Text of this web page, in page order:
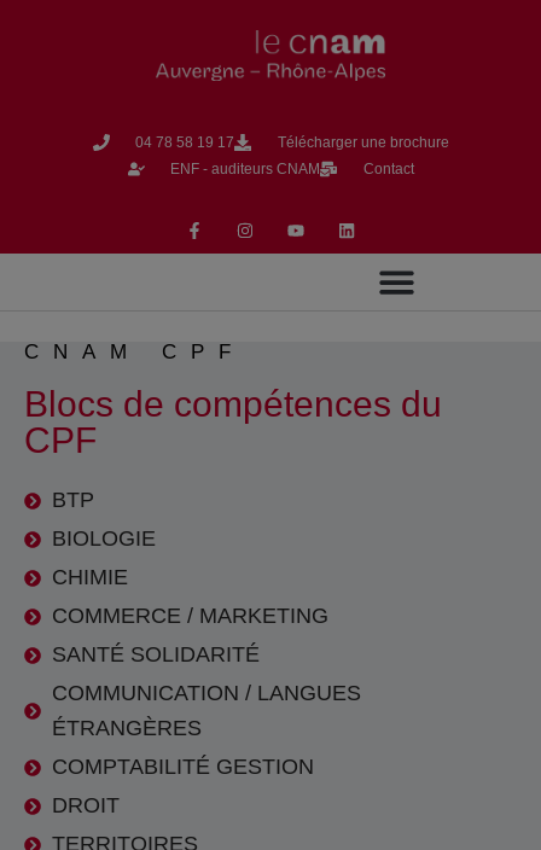
04 78 58 19 17​
Télécharger une brochure
ENF - auditeurs CNAM
Contact
CNAM CPF
Blocs de compétences du
CPF
BTP
BIOLOGIE
CHIMIE
COMMERCE / MARKETING
SANTÉ SOLIDARITÉ
COMMUNICATION / LANGUES
ÉTRANGÈRES
COMPTABILITÉ GESTION
DROIT
TERRITOIRES